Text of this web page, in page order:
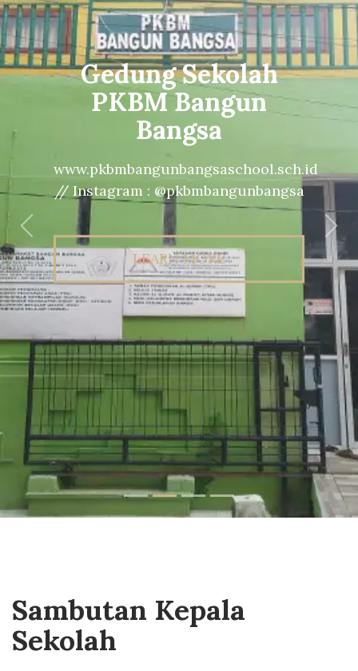
Gedung Sekolah
PKBM Bangun
Bangsa
www.pkbmbangunbangsaschool.sch.id
// Instagram : @pkbmbangunbangsa
LEARN MORE
Previous
Sambutan Kepala
Sekolah